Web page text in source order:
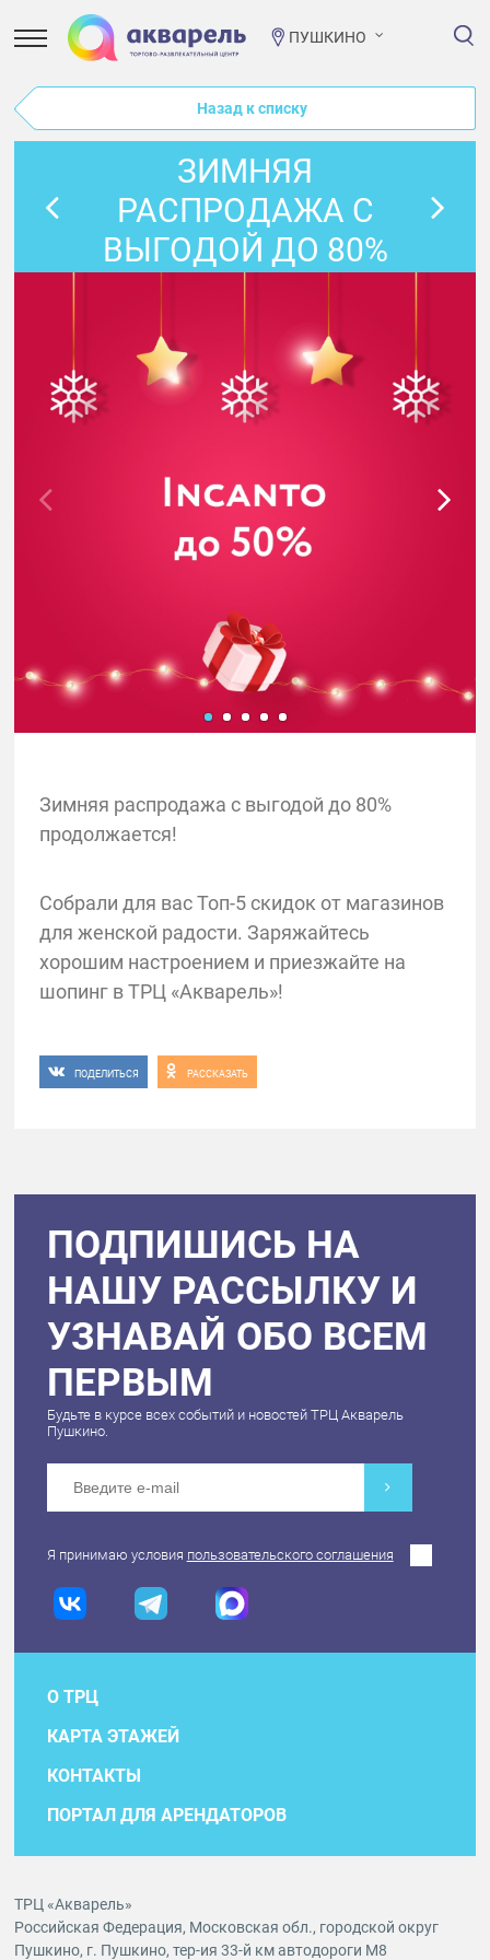
ПУШКИНО
Назад к списку
ЗИМНЯЯ
РАСПРОДАЖА С
ВЫГОДОЙ ДО 80%
ПРОДОЛЖАЕТСЯ!
Зимняя распродажа с выгодой до 80%
продолжается!
Собрали для вас Топ-5 скидок от магазинов
для женской радости. Заряжайтесь
хорошим настроением и приезжайте на
шопинг в ТРЦ «Акварель»!
ПОДЕЛИТЬСЯ РАССКАЗАТЬ
ПОДПИШИСЬ НА
НАШУ РАССЫЛКУ И
УЗНАВАЙ ОБО ВСЕМ
ПЕРВЫМ
Будьте в курсе всех событий и новостей ТРЦ Акварель
Пушкино.
Я принимаю условия пользовательского соглашения
О ТРЦ
КАРТА ЭТАЖЕЙ
КОНТАКТЫ
ПОРТАЛ ДЛЯ АРЕНДАТОРОВ
ТРЦ «Акварель»
Российская Федерация, Московская обл., городской округ
Пушкино, г. Пушкино, тер-ия 33-й км автодороги М8